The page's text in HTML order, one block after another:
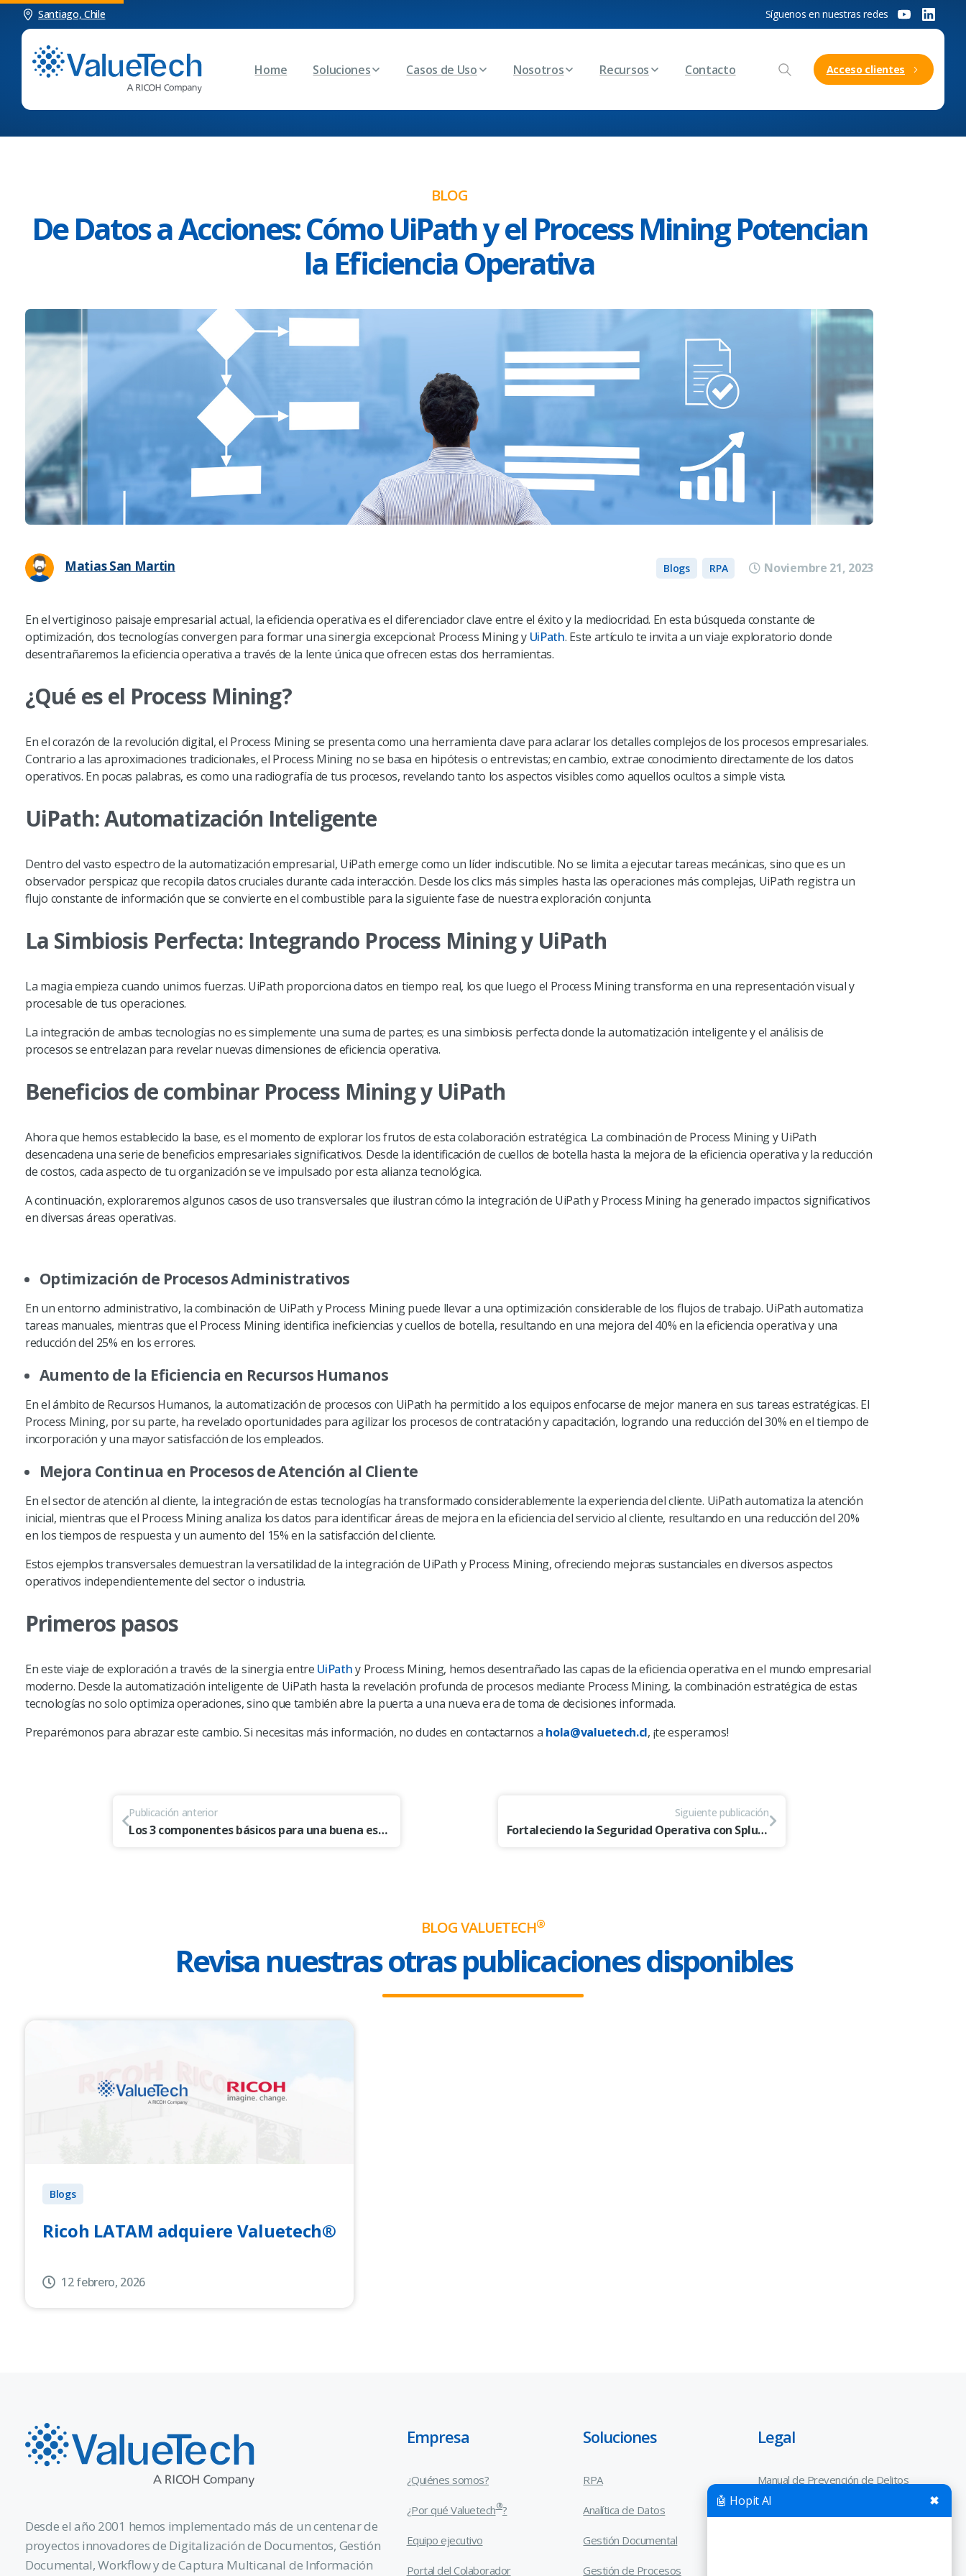
🤖 Hopit AI ✖
Santiago, Chile Síguenos en nuestras redes
Home Soluciones Casos de Uso Nosotros Recursos Contacto Acceso clientes
BLOG
De Datos a Acciones: Cómo UiPath y el Process Mining Potencian
la Eficiencia Operativa
Matias San Martin Blogs RPA Noviembre 21, 2023
En el vertiginoso paisaje empresarial actual, la eficiencia operativa es el diferenciador clave entre el éxito y la mediocridad. En esta búsqueda constante de
optimización, dos tecnologías convergen para formar una sinergia excepcional: Process Mining y UiPath. Este artículo te invita a un viaje exploratorio donde
desentrañaremos la eficiencia operativa a través de la lente única que ofrecen estas dos herramientas.
¿Qué es el Process Mining?
En el corazón de la revolución digital, el Process Mining se presenta como una herramienta clave para aclarar los detalles complejos de los procesos empresariales.
Contrario a las aproximaciones tradicionales, el Process Mining no se basa en hipótesis o entrevistas; en cambio, extrae conocimiento directamente de los datos
operativos. En pocas palabras, es como una radiografía de tus procesos, revelando tanto los aspectos visibles como aquellos ocultos a simple vista.
UiPath: Automatización Inteligente
Dentro del vasto espectro de la automatización empresarial, UiPath emerge como un líder indiscutible. No se limita a ejecutar tareas mecánicas, sino que es un
observador perspicaz que recopila datos cruciales durante cada interacción. Desde los clics más simples hasta las operaciones más complejas, UiPath registra un
flujo constante de información que se convierte en el combustible para la siguiente fase de nuestra exploración conjunta.
La Simbiosis Perfecta: Integrando Process Mining y UiPath
La magia empieza cuando unimos fuerzas. UiPath proporciona datos en tiempo real, los que luego el Process Mining transforma en una representación visual y
procesable de tus operaciones.
La integración de ambas tecnologías no es simplemente una suma de partes; es una simbiosis perfecta donde la automatización inteligente y el análisis de
procesos se entrelazan para revelar nuevas dimensiones de eficiencia operativa.
Beneficios de combinar Process Mining y UiPath
Ahora que hemos establecido la base, es el momento de explorar los frutos de esta colaboración estratégica. La combinación de Process Mining y UiPath
desencadena una serie de beneficios empresariales significativos. Desde la identificación de cuellos de botella hasta la mejora de la eficiencia operativa y la reducción
de costos, cada aspecto de tu organización se ve impulsado por esta alianza tecnológica.
A continuación, exploraremos algunos casos de uso transversales que ilustran cómo la integración de UiPath y Process Mining ha generado impactos significativos
en diversas áreas operativas.
Optimización de Procesos Administrativos
En un entorno administrativo, la combinación de UiPath y Process Mining puede llevar a una optimización considerable de los flujos de trabajo. UiPath automatiza
tareas manuales, mientras que el Process Mining identifica ineficiencias y cuellos de botella, resultando en una mejora del 40% en la eficiencia operativa y una
reducción del 25% en los errores.
Aumento de la Eficiencia en Recursos Humanos
En el ámbito de Recursos Humanos, la automatización de procesos con UiPath ha permitido a los equipos enfocarse de mejor manera en sus tareas estratégicas. El
Process Mining, por su parte, ha revelado oportunidades para agilizar los procesos de contratación y capacitación, logrando una reducción del 30% en el tiempo de
incorporación y una mayor satisfacción de los empleados.
Mejora Continua en Procesos de Atención al Cliente
En el sector de atención al cliente, la integración de estas tecnologías ha transformado considerablemente la experiencia del cliente. UiPath automatiza la atención
inicial, mientras que el Process Mining analiza los datos para identificar áreas de mejora en la eficiencia del servicio al cliente, resultando en una reducción del 20%
en los tiempos de respuesta y un aumento del 15% en la satisfacción del cliente.
Estos ejemplos transversales demuestran la versatilidad de la integración de UiPath y Process Mining, ofreciendo mejoras sustanciales en diversos aspectos
operativos independientemente del sector o industria.
Primeros pasos
En este viaje de exploración a través de la sinergia entre UiPathy Process Mining, hemos desentrañado las capas de la eficiencia operativa en el mundo empresarial
moderno. Desde la automatización inteligente de UiPath hasta la revelación profunda de procesos mediante Process Mining, la combinación estratégica de estas
tecnologías no solo optimiza operaciones, sino que también abre la puerta a una nueva era de toma de decisiones informada.
Preparémonos para abrazar este cambio. Si necesitas más información, no dudes en contactarnos a hola@valuetech.cl, ¡te esperamos!
Publicación anterior
Los 3 componentes básicos para una buena estrategia de gestión de contratos
Siguiente publicación
Fortaleciendo la Seguridad Operativa con Splunk: Enfoque en Continuidad Operativa y Continuidad Operacional
BLOG VALUETECH®
Revisa nuestras otras publicaciones disponibles
Blogs
Ricoh LATAM adquiere Valuetech®
12 febrero, 2026
Desde el año 2001 hemos implementado más de un centenar de
proyectos innovadores de Digitalización de Documentos, Gestión
Documental, Workflow y de Captura Multicanal de Información
Empresa
¿Quiénes somos?
¿Por qué Valuetech®?
Equipo ejecutivo
Portal del Colaborador
Soluciones
RPA
Analítica de Datos
Gestión Documental
Gestión de Procesos
Legal
Manual de Prevención de Delitos